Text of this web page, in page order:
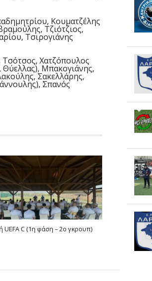
Κουματζέλης
Τζιότζιος,
Τσιρογιάνης
Χατζόπουλος
Μπακογιάνης,
Σακελλάρης,
Σπανός
UEFA C (1η φάση – 2ο γκρουπ)